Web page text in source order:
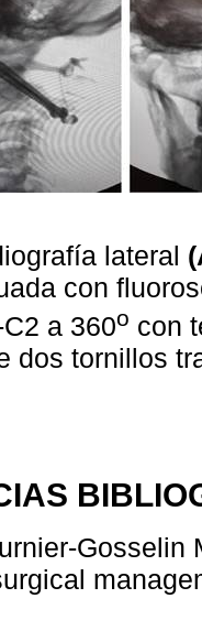
lateral
con
a 360o con
dos tornillos
Gosselin